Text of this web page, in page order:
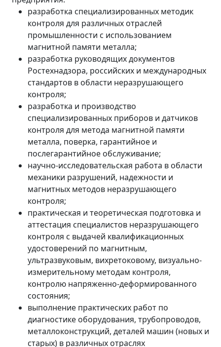
разработка специализированных методик
контроля для различных отраслей
промышленности с использованием
магнитной памяти металла;
разработка руководящих документов
Ростехнадзора, российских и международных
стандартов в области неразрушающего
контроля;
разработка и производство
специализированных приборов и датчиков
контроля для метода магнитной памяти
металла, поверка, гарантийное и
послегарантийное обслуживание;
научно-исследовательская работа в области
механики разрушений, надежности и
магнитных методов неразрушающего
контроля;
практическая и теоретическая подготовка и
аттестация специалистов неразрушающего
контроля с выдачей квалификационных
удостоверений по магнитным,
ультразвуковым, вихретоковому, визуально-
измерительному методам контроля,
контролю напряженно-деформированного
состояния;
выполнение практических работ по
диагностике оборудования, трубопроводов,
металлоконструкций, деталей машин (новых и
старых) в различных отраслях